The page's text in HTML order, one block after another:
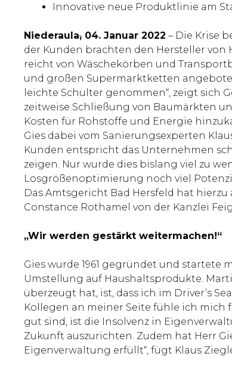
Innovative neue Produktlinie am
Niederaula, 04. Januar 2022 – Die Krise
der Kunden brachten den Hersteller von
reicht von Wäschekörben und
und großen Supermarktketten
leichte Schulter genommen“, zeigt sich
zeitweise Schließung von Baumärkten
Kosten für Rohstoffe und Energie
Gies dabei vom Sanierungsexperten
Kunden entspricht das Unternehmen
zeigen. Nur wurde dies bislang viel zu
Losgrößenoptimierung noch viel
Das Amtsgericht Bad Hersfeld hat
Constance Rothamel von der Kanzlei
„Wir werden gestärkt weitermachen!“
Gies wurde 1961 gegründet und
Umstellung auf Haushaltsprodukte.
überzeugt hat, ist, dass ich im Driver’s
Kollegen an meiner Seite fühle ich mich
gut sind, ist die Insolvenz in
Zukunft auszurichten. Zudem hat Herr
Eigenverwaltung erfüllt“, fügt Klaus